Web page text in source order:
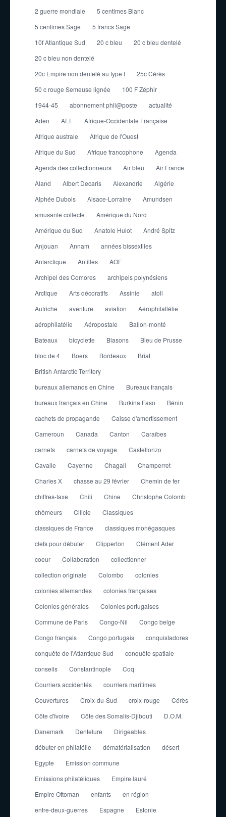
2 guerre mondiale
5 centimes Blanc
5 centimes Sage
5 francs Sage
10f Atlantique Sud
20 c bleu
20 c bleu dentelé
20 c bleu non dentelé
20c Empire non dentelé au type I
25c Cérès
50 c rouge Semeuse lignée
100 F Zéphir
1944-45
abonnement phil@poste
actualité
Aden
AEF
Afrique-Occidentale Française
Afrique australe
Afrique de l'Ouest
Afrique du Sud
Afrique francophone
Agenda
Agenda des collectionneurs
Air bleu
Air France
Aland
Albert Decaris Alexandrie
Algérie
Alphée Dubois
Alsace-Lorraine
Amundsen
amusante collecte
Amérique du Nord
Amérique du Sud
Anatole Hulot
André Spitz
Anjouan
Annam
années bissextiles
Antarctique
Antilles
AOF
Archipel des Comores
archipels polynésiens
Arctique
Arts décoratifs Assinie
atoll
Autriche
aventure aviation
Aérophilatlélie
aérophilatélie
Aéropostale
Ballon-monté
Bateaux
bicyclette Blasons
Bleu de Prusse
bloc de 4
Boers Bordeaux
Briat
British Antarctic Territory
bureaux allemands en Chine
Bureaux français
bureaux français en Chine
Burkina Faso
Bénin
cachets de propagande
Caisse d'amortissement
Cameroun
Canada Canton
Caraïbes
carnets
carnets de voyage
Castellorizo
Cavalle
Cayenne Chagall
Champerret
Charles X
chasse au 29 février
Chemin de fer
chiffres-taxe
Chili Chine
Christophe Colomb
chômeurs
Cilicie
Classiques
classiques de France
classiques monégasques
clefs pour débuter
Clipperton
Clément Ader
coeur
Collaboration
collectionner
collection originale
Colombo
colonies
colonies allemandes
colonies françaises
Colonies générales
Colonies portugaises
Commune de Paris
Congo-Nil
Congo belge
Congo français
Congo portugais
conquistadores
conquête de l'Atlantique Sud
conquête spatiale
conseils
Constantinople
Coq
Courriers accidentés
courriers maritimes
Couvertures
Croix-du-Sud croix-rouge
Cérès
Côte d'Ivoire
Côte des Somalis-Djibouti
D.O.M.
Danemark
Dentelure
Dirigeables
débuter en philatélie
dématérialisation
désert
Egypte
Emission commune
Emissions philatéliques
Empire lauré
Empire Ottoman
enfants
en région
entre-deux-guerres
Espagne
Estonie